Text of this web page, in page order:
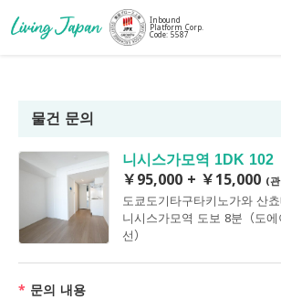
Inbound
Platform Corp.
Code: 5587
물건 문의
니시스가모역 1DK 102
￥95,000 + ￥15,000 (
도쿄도기타구타키노가와 산
니시스가모역 도보 8분（도
선）
* 문의 내용